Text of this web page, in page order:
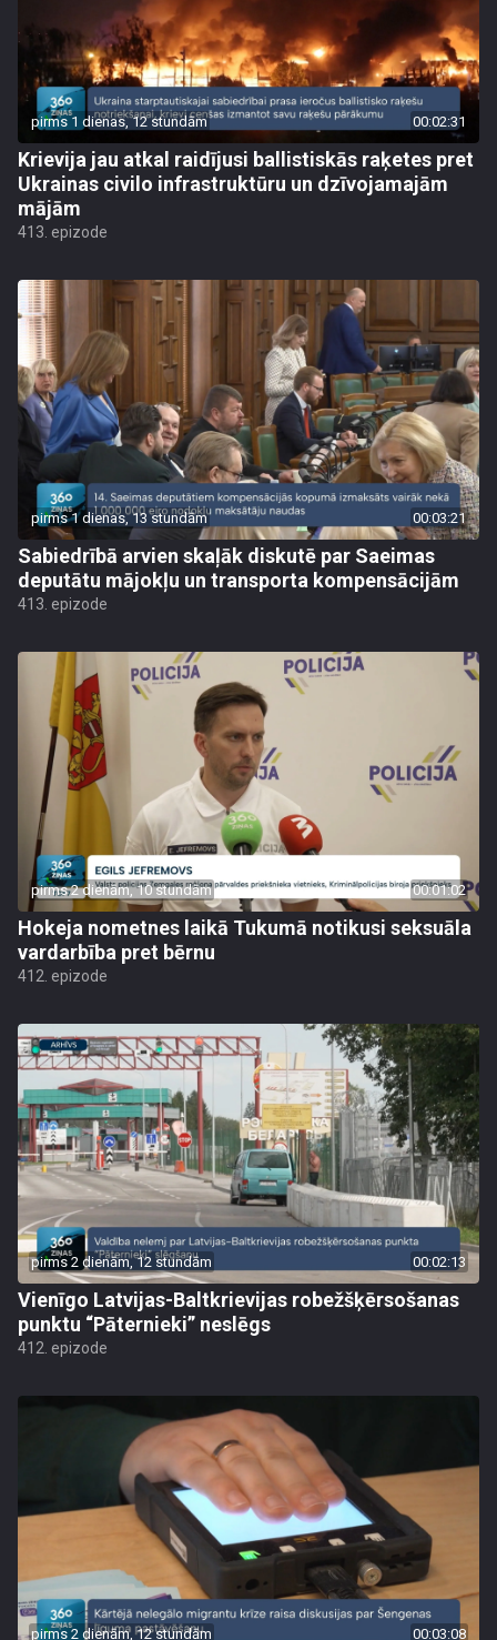
pirms 1 dienas, 12 stundām 00:02:31
Krievija jau atkal raidījusi ballistiskās raķetes pret
Ukrainas civilo infrastruktūru un dzīvojamajām
mājām
413. epizode
pirms 1 dienas, 13 stundām 00:03:21
Sabiedrībā arvien skaļāk diskutē par Saeimas
deputātu mājokļu un transporta kompensācijām
413. epizode
pirms 2 dienām, 10 stundām 00:01:02
Hokeja nometnes laikā Tukumā notikusi seksuāla
vardarbība pret bērnu
412. epizode
pirms 2 dienām, 12 stundām 00:02:13
Vienīgo Latvijas-Baltkrievijas robežšķērsošanas
punktu “Pāternieki” neslēgs
412. epizode
pirms 2 dienām, 12 stundām 00:03:08